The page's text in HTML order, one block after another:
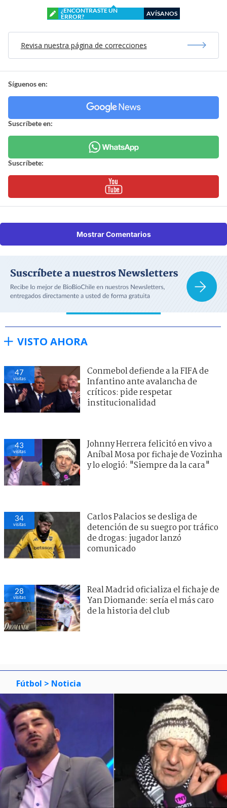
¿ENCONTRASTE UN
ERROR?
AVÍSANOS
Revisa nuestra página de correcciones
Síguenos en:
Suscríbete en:
Suscríbete:
Mostrar Comentarios
VISTO AHORA
45
visitas
Conmebol defiende a la FIFA de
Infantino ante avalancha de
críticos: pide respetar
institucionalidad
43
visitas
Johnny Herrera felicitó en vivo a
Aníbal Mosa por fichaje de Vozinha
y lo elogió: "Siempre da la cara"
35
visitas
Carlos Palacios se desliga de
detención de su suegro por tráfico
de drogas: jugador lanzó
comunicado
29
visitas
Real Madrid oficializa el fichaje de
Yan Diomande: sería el más caro
de la historia del club
Fútbol > Noticia